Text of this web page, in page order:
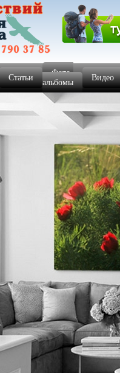
Статьи
Фото-
альбомы
Видео